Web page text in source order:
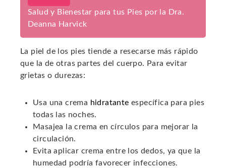
Salud y Bienestar para tus Pies por la Dra.
Deanna Harvick
La piel de los pies tiende a resecarse más rápido
que la de otras partes del cuerpo. Para evitar
grietas o durezas:
Usa una crema hidratante específica para pies
todas las noches.
Masajea la crema en círculos para mejorar la
circulación.
Evita aplicar crema entre los dedos, ya que la
humedad podría favorecer infecciones.